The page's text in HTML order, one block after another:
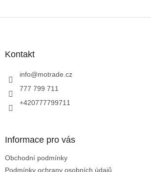
Kontakt
info@motrade.cz
777 799 711
+420777799711
Informace pro vás
Obchodní podmínky
Podmínky ochrany osobních údajů